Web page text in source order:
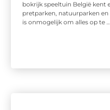
bokrijk speeltuin België kent
pretparken, natuurparken
is onmogelijk om alles op te ...